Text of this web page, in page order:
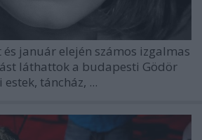
január elején számos izgalmas
láthattok a budapesti Gödör
táncház, ...